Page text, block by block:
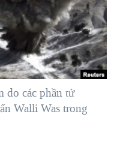
GAZA
THẮNG CUỘC'
do các phần tử
Walli Was trong